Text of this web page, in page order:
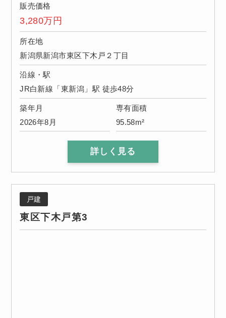
販売価格
3,280万円
所在地
新潟県新潟市東区下木戸２丁目
沿線・駅
JR白新線「東新潟」駅 徒歩48分
築年月
2026年8月
専有面積
95.58m²
詳しく見る
戸建
東区下木戸第3